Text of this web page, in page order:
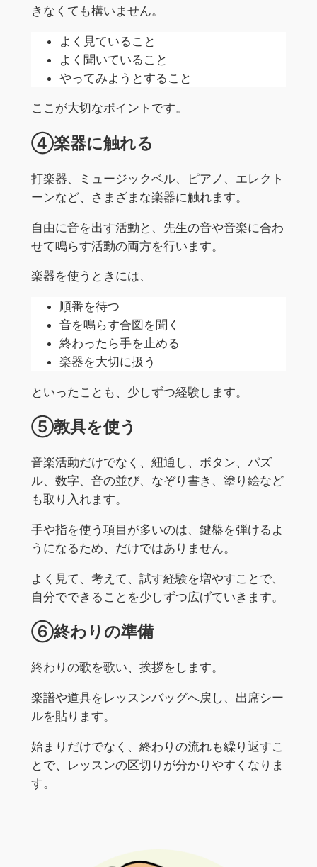
きなくても構いません。
よく見ていること
よく聞いていること
やってみようとすること
ここが大切なポイントです。
④楽器に触れる
打楽器、ミュージックベル、ピアノ、エレクト
ーンなど、さまざまな楽器に触れます。
自由に音を出す活動と、先生の音や音楽に合わ
せて鳴らす活動の両方を行います。
楽器を使うときには、
順番を待つ
音を鳴らす合図を聞く
終わったら手を止める
楽器を大切に扱う
といったことも、少しずつ経験します。
⑤教具を使う
音楽活動だけでなく、紐通し、ボタン、パズ
ル、数字、音の並び、なぞり書き、塗り絵など
も取り入れます。
手や指を使う項目が多いのは、鍵盤を弾けるよ
うになるため、だけではありません。
よく見て、考えて、試す経験を増やすことで、
自分でできることを少しずつ広げていきます。
⑥終わりの準備
終わりの歌を歌い、挨拶をします。
楽譜や道具をレッスンバッグへ戻し、出席シー
ルを貼ります。
始まりだけでなく、終わりの流れも繰り返すこ
とで、レッスンの区切りが分かりやすくなりま
す。